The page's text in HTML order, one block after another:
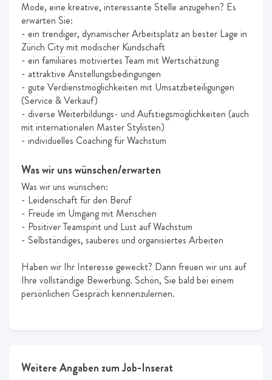
Mode, eine kreative, interessante Stelle anzugehen? Es
erwarten Sie:
- ein trendiger, dynamischer Arbeitsplatz an bester Lage in
Zürich City mit modischer Kundschaft
- ein familiäres motiviertes Team mit Wertschätzung
- attraktive Anstellungsbedingungen
- gute Verdienstmöglichkeiten mit Umsatzbeteiligungen
(Service & Verkauf)
- diverse Weiterbildungs- und Aufstiegsmöglichkeiten (auch
mit internationalen Master Stylisten)
- individuelles Coaching für Wachstum
Was wir uns wünschen/erwarten
Was wir uns wünschen:
- Leidenschaft für den Beruf
- Freude im Umgang mit Menschen
- Positiver Teamspirit und Lust auf Wachstum
- Selbständiges, sauberes und organisiertes Arbeiten
Haben wir Ihr Interesse geweckt? Dann freuen wir uns auf
Ihre vollständige Bewerbung. Schön, Sie bald bei einem
persönlichen Gespräch kennenzulernen.
Weitere Angaben zum Job-Inserat